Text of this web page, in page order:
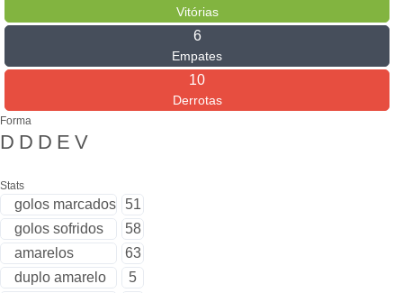
Vitórias
6
Empates
10
Derrotas
Forma
D D D E V
Stats
golos marcados
51
golos sofridos
58
amarelos
63
duplo amarelo
5